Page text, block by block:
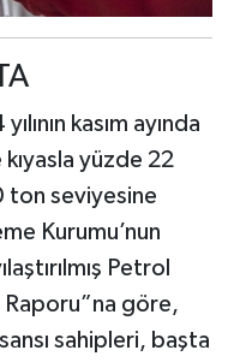
kasım ayında
kıyasla yüzde 22
ton seviyesine
Kurumu’nun
Petrol
Raporu”na göre,
sahipleri, başta